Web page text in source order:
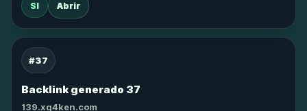
SI Abrir
#37
Backlink generado 37
139.xg4ken.com